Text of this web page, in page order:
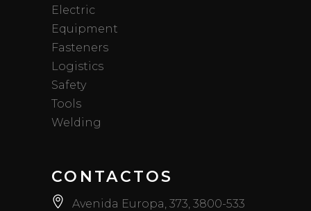
Electric
Equipment
Fasteners
Logistics
Safety
Tools
Welding
CONTACTOS
Avenida Europa, 373, 3800-533